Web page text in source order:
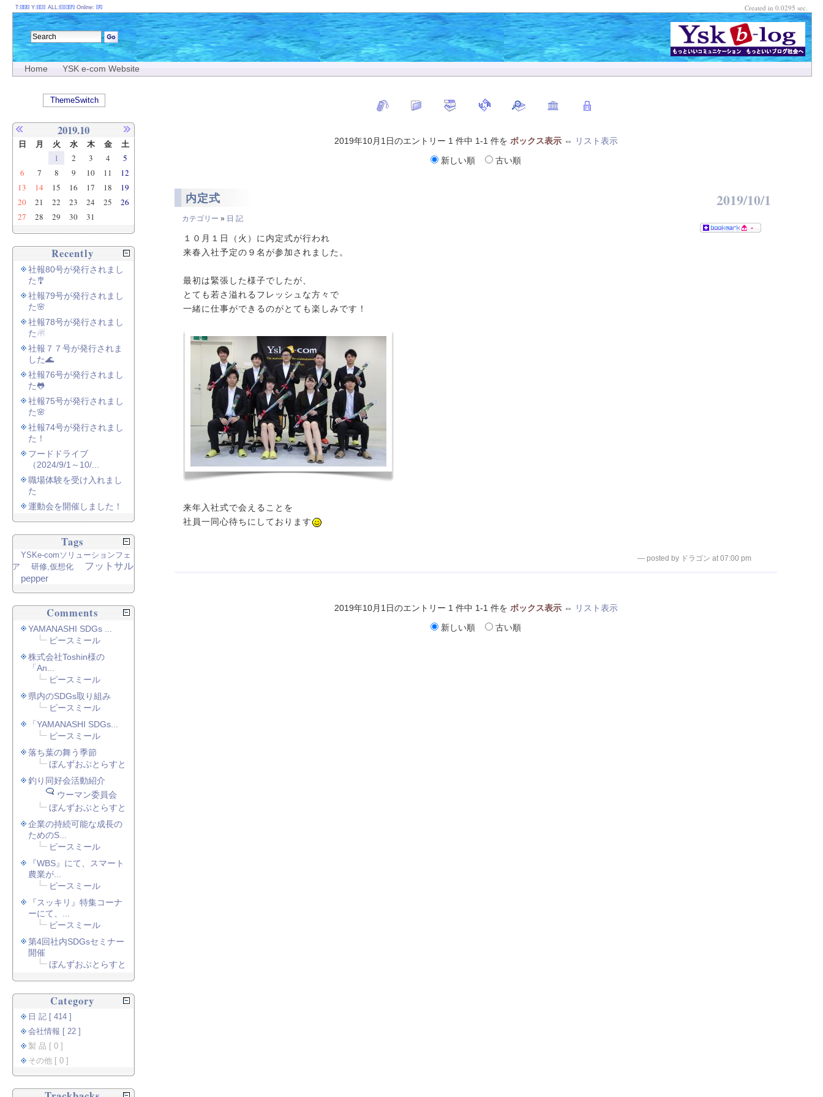
Home YSK e-com Website
2019年10月1日のエントリー 1 件中 1-1 件を ボックス表示⇔
リスト表示
新しい順
古い順
内定式 2019/10/1
カテゴリー » 日 記
-
１０月１日（火）に内定式が行われ
来春入社予定の９名が参加されました。
最初は緊張した様子でしたが、
とても若さ溢れるフレッシュな方々で
一緒に仕事ができるのがとても楽しみです！
来年入社式で会えることを
社員一同心待ちにしております
— posted by ドラゴン at 07:00 pm
2019年10月1日のエントリー 1 件中 1-1 件を ボックス表示⇔
リスト表示
新しい順
古い順
T: Y: ALL: Online:
ThemeSwitch
Created in 0.0295 sec.
2019.10
日 月 火 水 木 金 土
1 2 3 4
5
6
7 8 9 10 11
12
13
14 15 16 17 18
19
20
21 22 23 24 25
26
27
28 29 30 31
Recently
社報80号が発行されまし
た🎐
社報79号が発行されまし
た🌸
社報78号が発行されまし
た☃
社報７７号が発行されま
した🌊
社報76号が発行されまし
た🐸
社報75号が発行されまし
た🌸
社報74号が発行されまし
た！
フードドライブ
（2024/9/1～10/...
職場体験を受け入れまし
た
運動会を開催しました！
Tags
YSKe-comソリューションフェ
ア
研修,仮想化
フットサル
pepper
Comments
YAMANASHI SDGs ...
ピースミール
株式会社Toshin様の
「An...
ピースミール
県内のSDGs取り組み
ピースミール
「YAMANASHI SDGs...
ピースミール
落ち葉の舞う季節
ぼんずおぶとらすと
釣り同好会活動紹介
ウーマン委員会
ぼんずおぶとらすと
企業の持続可能な成長の
ためのS...
ピースミール
『WBS』にて、スマート
農業が...
ピースミール
『スッキリ』特集コーナ
ーにて、...
ピースミール
第4回社内SDGsセミナー
開催
ぼんずおぶとらすと
Category
日 記 [ 414 ]
会社情報 [ 22 ]
製 品 [ 0 ]
その他 [ 0 ]